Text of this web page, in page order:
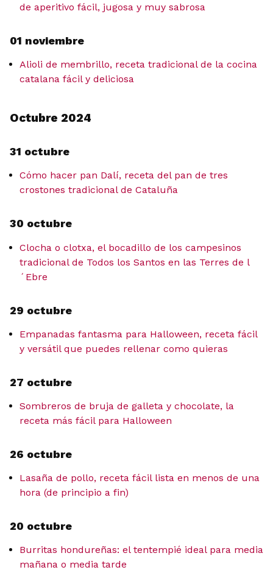
de aperitivo fácil, jugosa y muy sabrosa
01 noviembre
Alioli de membrillo, receta tradicional de la cocina
catalana fácil y deliciosa
Octubre 2024
31 octubre
Cómo hacer pan Dalí, receta del pan de tres
crostones tradicional de Cataluña
30 octubre
Clocha o clotxa, el bocadillo de los campesinos
tradicional de Todos los Santos en las Terres de l
´Ebre
29 octubre
Empanadas fantasma para Halloween, receta fácil
y versátil que puedes rellenar como quieras
27 octubre
Sombreros de bruja de galleta y chocolate, la
receta más fácil para Halloween
26 octubre
Lasaña de pollo, receta fácil lista en menos de una
hora (de principio a fin)
20 octubre
Burritas hondureñas: el tentempié ideal para media
mañana o media tarde